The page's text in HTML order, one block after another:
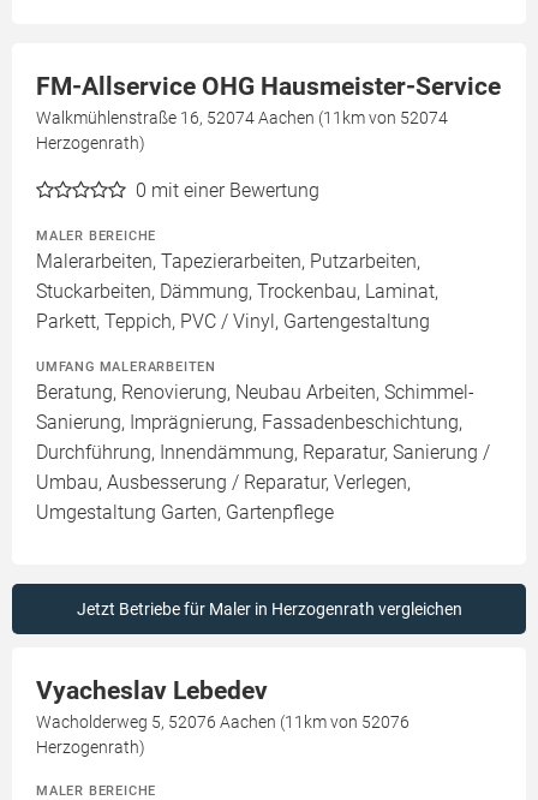
FM-Allservice OHG Hausmeister-Service
Walkmühlenstraße 16, 52074 Aachen (11km von 52074
Herzogenrath)
0 mit einer Bewertung
MALER BEREICHE
Malerarbeiten, Tapezierarbeiten, Putzarbeiten,
Stuckarbeiten, Dämmung, Trockenbau, Laminat,
Parkett, Teppich, PVC / Vinyl, Gartengestaltung
UMFANG MALERARBEITEN
Beratung, Renovierung, Neubau Arbeiten, Schimmel-
Sanierung, Imprägnierung, Fassadenbeschichtung,
Durchführung, Innendämmung, Reparatur, Sanierung /
Umbau, Ausbesserung / Reparatur, Verlegen,
Umgestaltung Garten, Gartenpflege
Jetzt Betriebe für Maler in Herzogenrath vergleichen
Vyacheslav Lebedev
Wacholderweg 5, 52076 Aachen (11km von 52076
Herzogenrath)
MALER BEREICHE